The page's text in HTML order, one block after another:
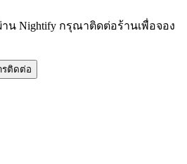
น Nightify กรุณาติดต่อร้านเพื่อจอง
รติดต่อ